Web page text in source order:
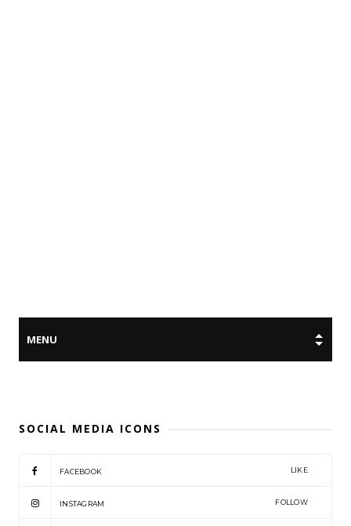
SOCIAL MEDIA ICONS
FACEBOOK LIKE
INSTAGRAM FOLLOW